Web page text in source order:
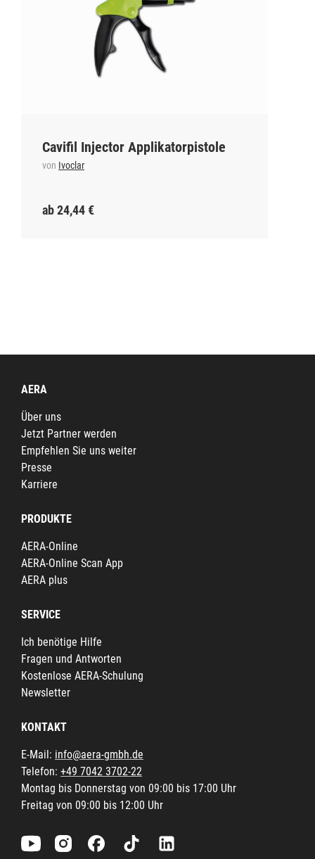
Cavifil Injector Applikatorpistole
von Ivoclar
ab 24,44 €
AERA
Über uns
Jetzt Partner werden
Empfehlen Sie uns weiter
Presse
Karriere
PRODUKTE
AERA-Online
AERA-Online Scan App
AERA plus
SERVICE
Ich benötige Hilfe
Fragen und Antworten
Kostenlose AERA-Schulung
Newsletter
KONTAKT
E-Mail: info@aera-gmbh.de
Telefon: +49 7042 3702-22
Montag bis Donnerstag von 09:00 bis 17:00 Uhr
Freitag von 09:00 bis 12:00 Uhr